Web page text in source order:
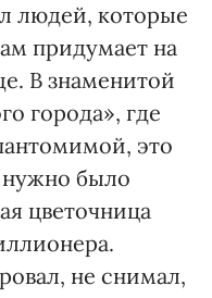
людей, которые
придумает на
В знаменитой
города», где
это
нужно было
цветочница
не снимал,